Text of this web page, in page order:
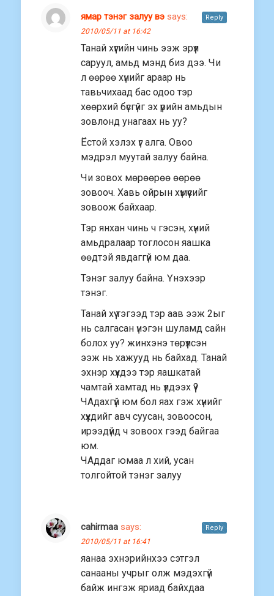
ямар тэнэг залуу вэ says:
2010/05/11 at 16:42
Танай хүүгийн чинь ээж эрүүл
саруул, амьд мэнд биз дээ. Чи
л өөрөө хүнийг араар нь
тавьчихаад бас одоо тэр
хөөрхий бүсгүйг эх үрийн амьдын
зовлонд унагаах нь уу?
Ёстой хэлэх үг алга. Овоо
мэдрэл муутай залуу байна.
Чи зовох мөрөөрөө өөрөө
зовооч. Хавь ойрын хүмүүсийг
зовоож байхаар.
Тэр янхан чинь ч гэсэн, хүний
амьдралаар тоглосон яашка
өөдтэй явдаггүй юм даа.
Тэнэг залуу байна. Үнэхээр
тэнэг.
Танай хүү тэгээд тэр аав ээж 2ыг
нь салгасан үнэгэн шуламд сайн
болох уу? жинхэнэ төрүүлсэн
ээж нь хажууд нь байхад. Танай
эхнэр хүүхдээ тэр яашкатай
чамтай хамтад нь үлдээх үү?
ЧАдахгүй юм бол яах гэж хүнийг
хүүхдийг авч суусан, зовоосон,
ирээдүйд ч зовоох гээд байгаа
юм.
ЧАддаг юмаа л хий, усан
толгойтой тэнэг залуу
Reply
cahirmaa says:
2010/05/11 at 16:41
яанаа эхнэрийнхээ сэтгэл
санааны учрыг олж мэдэхгүй
байж ингэж яриад байхдаа
Reply